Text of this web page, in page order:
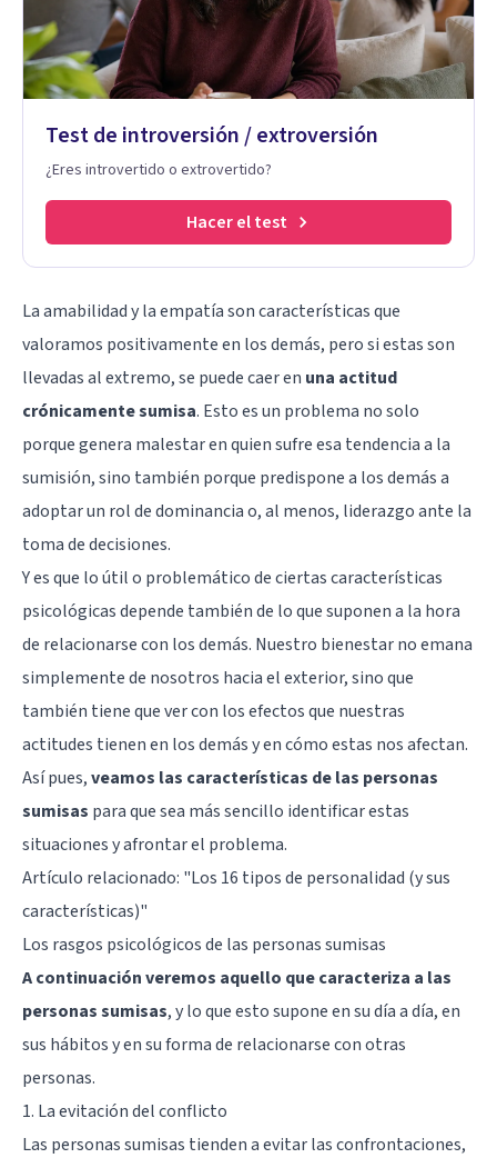
Test de introversión / extroversión
¿Eres introvertido o extrovertido?
Hacer el test
La amabilidad y la empatía son características que
valoramos positivamente en los demás, pero si estas son
llevadas al extremo, se puede caer en una actitud
crónicamente sumisa. Esto es un problema no solo
porque genera malestar en quien sufre esa tendencia a la
sumisión, sino también porque predispone a los demás a
adoptar un rol de dominancia o, al menos, liderazgo ante la
toma de decisiones.
Y es que lo útil o problemático de ciertas características
psicológicas depende también de lo que suponen a la hora
de relacionarse con los demás. Nuestro bienestar no emana
simplemente de nosotros hacia el exterior, sino que
también tiene que ver con los efectos que nuestras
actitudes tienen en los demás y en cómo estas nos afectan.
Así pues,veamos las características de las personas
sumisas para que sea más sencillo identificar estas
situaciones y afrontar el problema.
Artículo relacionado: "Los 16 tipos de personalidad (y sus
características)"
Los rasgos psicológicos de las personas sumisas
A continuación veremos aquello que caracteriza a las
personas sumisas, y lo que esto supone en su día a día, en
sus hábitos y en su forma de relacionarse con otras
personas.
1. La evitación del conflicto
Las personas sumisas tienden a evitar las confrontaciones,